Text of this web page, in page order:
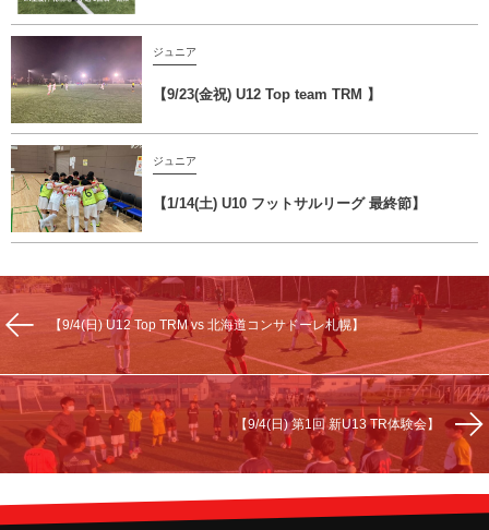
ジュニア
【9/23(金祝) U12 Top team TRM 】
ジュニア
【1/14(土) U10 フットサルリーグ 最終節】
【9/4(日) U12 Top TRM vs 北海道コンサドーレ札幌】
【9/4(日) 第1回 新U13 TR体験会】